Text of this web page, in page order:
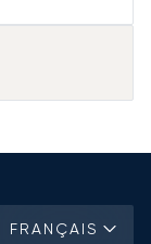
FRANÇAIS